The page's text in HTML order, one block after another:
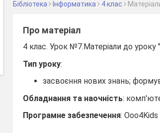
Бібліотека Інформатика 4 клас
Про матеріал
4 клас. Урок №7.Матеріали до
Тип уроку:
засвоєння нових знань;
Обладнання та наочність:
Програмне забезпечення: Ooo4Kids